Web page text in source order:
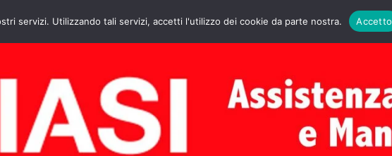
HOME CONTATTI ASSISTENZA CALDAIE BIASI
servizi. Utilizzando tali servizi, accetti l'utilizzo dei cookie da parte nostra. Accetto